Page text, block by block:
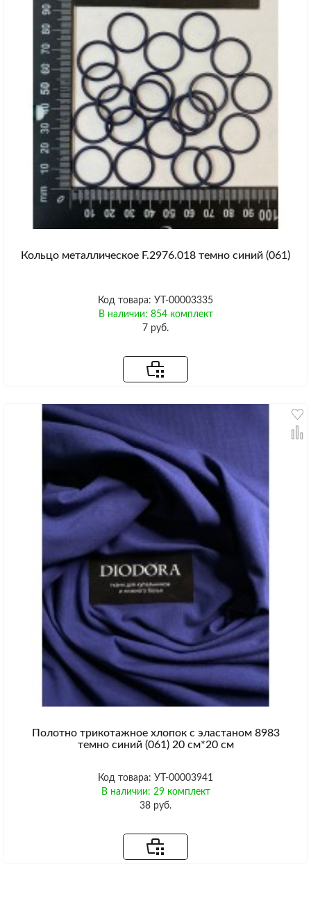
Кольцо металлическое F.2976.018 темно синий (061)
Код товара: УТ-00003335
В наличии: 854 комплект
7 руб.
Полотно трикотажное хлопок с эластаном 8983
темно синий (061) 20 см*20 см
Код товара: УТ-00003941
В наличии: 29 комплект
38 руб.